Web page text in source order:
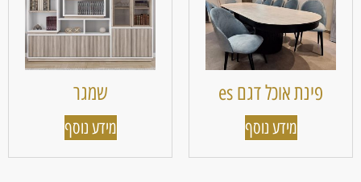
פינת אוכל דגם es
מידע נוסף
שמגר
מידע נוסף